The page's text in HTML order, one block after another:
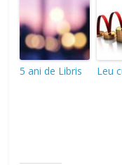
5 ani de Libris Leu